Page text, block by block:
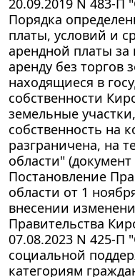
Порядка
платы, условий и
арендной платы за
аренду без торгов
находящиеся в
собственности
земельные
собственность на
разграничена, на
области"
Постановление
области от 1
внесении
Правительства
07.08.2023 N 425-П
социальной
категориям